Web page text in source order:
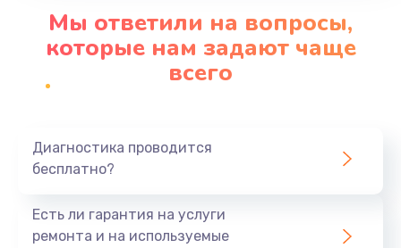
Мы ответили на вопросы,
которые нам задают чаще
всего
Диагностика проводится
бесплатно?
Есть ли гарантия на услуги
ремонта и на используемые